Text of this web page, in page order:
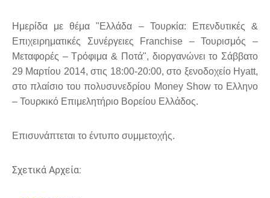
Hμερίδα με θέμα "Ελλάδα – Τουρκία: Επενδυτικές &
Επιχειρηματικές Συνέργειες Franchise – Τουρισμός –
Μεταφορές – Τρόφιμα & Ποτά", διοργανώνει το Σάββατο
29 Μαρτίου 2014, στις 18:00-20:00, στο ξενοδοχείο Hyatt,
στο πλαίσιο του πολυσυνεδρίου Money Show το Ελληνο
– Τουρκικό Επιμελητήριο Βορείου Ελλάδος.
Επισυνάπτεται το έντυπο συμμετοχής.
Σχετικά Αρχεία: